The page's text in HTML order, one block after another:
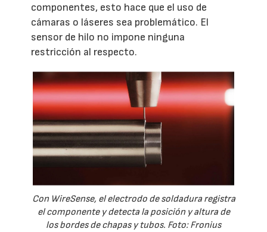
componentes, esto hace que el uso de
cámaras o láseres sea problemático. El
sensor de hilo no impone ninguna
restricción al respecto.
Con WireSense, el electrodo de soldadura registra
el componente y detecta la posición y altura de
los bordes de chapas y tubos. Foto: Fronius